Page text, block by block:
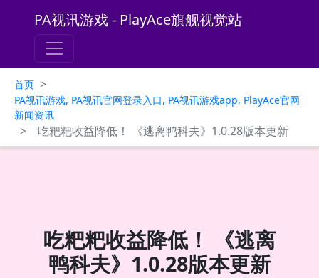
PA视讯游戏 - PlayAce旗舰视觉站
首页 >
PA视讯游戏, PA视讯官网登录入口, PA视讯游戏app, PlayAce官网
新闻资讯
> 吃粑粑收益降低！ 《逃离鸭科夫》1.0.28版本更新
吃粑粑收益降低！ 《逃离
鸭科夫》1.0.28版本更新